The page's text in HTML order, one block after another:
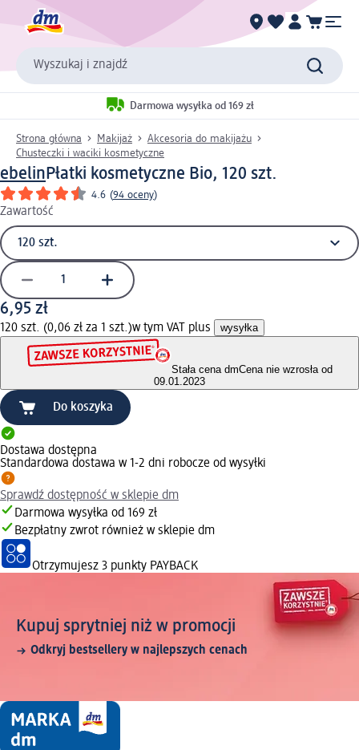
Wyszukaj i znajdź
Darmowa wysyłka od 169 zł
Strona główna Makijaż
Akcesoria do makijażu
Chusteczki i waciki kosmetyczne
ebelinPłatki kosmetyczne Bio, 120 szt.
4.6 (94 oceny)
Zawartość
6,95 zł
120 szt. (0,06 zł za 1 szt.)w tym VAT plus wysyłka
Stała cena dmCena nie wzrosła od
09.01.2023
Do koszyka
Dostawa dostępna
Standardowa dostawa w 1-2 dni robocze od wysyłki
Sprawdź dostępność w sklepie dm
Darmowa wysyłka od 169 zł
Bezpłatny zwrot również w sklepie dm
Otrzymujesz 3 punkty PAYBACK
Kupuj sprytniej niż w promocji
Odkryj bestsellery w najlepszych cenach